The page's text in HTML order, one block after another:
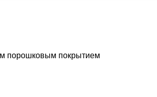
порошковым покрытием